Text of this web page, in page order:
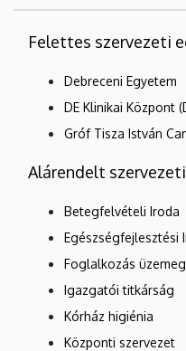
Felettes szervezeti
Debreceni Egyetem
DE Klinikai Központ
Gróf Tisza István
Alárendelt
Betegfelvételi Iroda
Egészségfejlesztési
Foglalkozás
Igazgatói titkárság
Kórház higiénia
Központi szervezet